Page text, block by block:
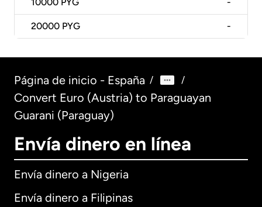
10000 PYG -
20000 PYG -
Página de inicio - España / /
Convert Euro (Austria) to Paraguayan
Guarani (Paraguay)
Envía dinero en línea
Envía dinero a Nigeria
Envía dinero a Filipinas